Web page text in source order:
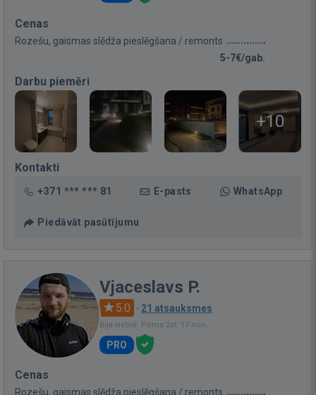
Cenas
Rozešu, gaismas slēdža pieslēgšana / remonts
5-7€/gab.
Darbu piemēri
+10
Kontakti
+371 *** *** 81 E-pasts WhatsApp
Piedāvāt pasūtījumu
Vjaceslavs P.
5.0 · 21 atsauksmes
Bija vietnē: Pirms 2st. 17 min.
PRO
Cenas
Rozešu, gaismas slēdža pieslēgšana / remonts